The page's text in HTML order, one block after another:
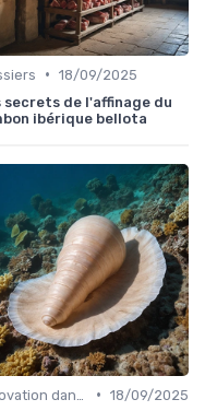
• 18/09/2025
secrets de l'affinage du
ibérique bellota
• 18/09/2025